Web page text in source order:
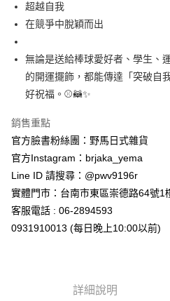
超越自我
在競爭中脫穎而出
無論是送給棒球愛好者、學生、
的開運擺飾，都能傳達「突破自
好祝福。⚾🦝✨
銷售重點
官方臉書粉絲團：野馬日式雜貨
官方Instagram：brjaka_yema
Line ID 請搜尋：@pwv9196r
實體門市：台南市東區崇德路64號1
客服電話 : 06-2894593
0931910013 (每日晚上10:00以前)
詳細說明